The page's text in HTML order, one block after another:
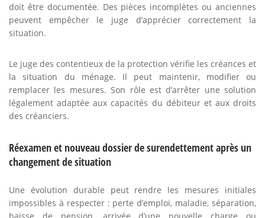
doit être documentée. Des pièces incomplètes ou anciennes
peuvent empêcher le juge d’apprécier correctement la
situation.
Le juge des contentieux de la protection vérifie les créances et
la situation du ménage. Il peut maintenir, modifier ou
remplacer les mesures. Son rôle est d’arrêter une solution
légalement adaptée aux capacités du débiteur et aux droits
des créanciers.
Réexamen et nouveau dossier de surendettement après un
changement de situation
Une évolution durable peut rendre les mesures initiales
impossibles à respecter : perte d’emploi, maladie, séparation,